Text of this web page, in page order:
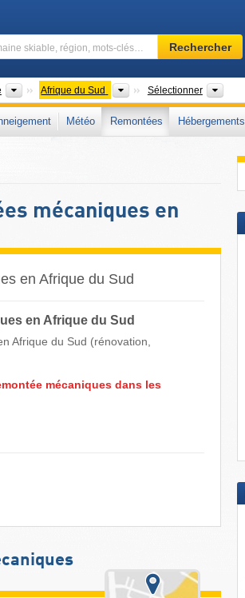
Domaine
skiable,
mots-
clés…
Rechercher
Continents
Afrique du Sud PaysSélectionner
Météo Remontées
Hébergements
mécaniques en
en Afrique du Sud
en Afrique du Sud
Afrique du Sud (rénovation,
mécaniques dans les